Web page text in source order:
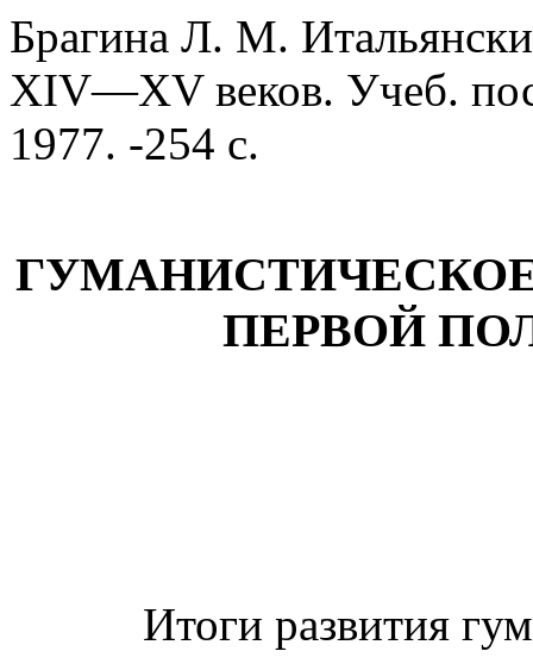
Брагина Л. М.
XIV—XV веков. Учеб.
1977. -254 с.
ПЕРВОЙ
Итоги развития